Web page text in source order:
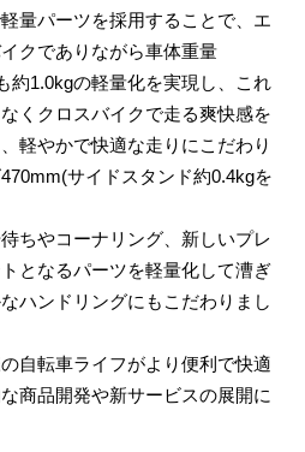
量パーツを採用することで、エ
クでありながら車体重量
約1.0kgの軽量化を実現し、これ
くクロスバイクで走る爽快感を
軽やかで快適な走りにこだわり
サイドスタンド約0.4kgを
ちやコーナリング、新しいプレ
となるパーツを軽量化して漕ぎ
ハンドリングにもこだわりまし
自転車ライフがより便利で快適
商品開発や新サービスの展開に